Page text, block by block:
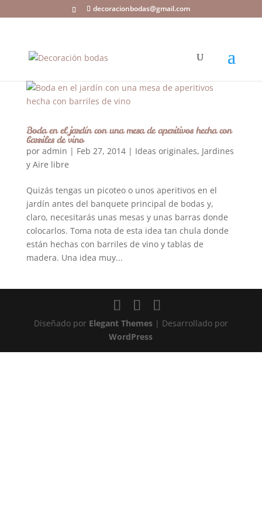
decoracionbodas@gmail.com
Boda en el jardín con una mesa de aperitivos hecha con
barriles de vino
por admin | Feb 27, 2014| Ideas originales, Jardines
y Aire libre
Quizás tengas un picoteo o unos aperitivos en el
jardín antes del banquete principal de bodas y,
claro, necesitarás unas mesas y unas barras donde
colocarlos. Toma nota de esta idea tan chula donde
están hechas con barriles de vino y tablas de
madera. Una idea muy...
Diseñado por Elegant Themes| Desarrollado por
WordPress